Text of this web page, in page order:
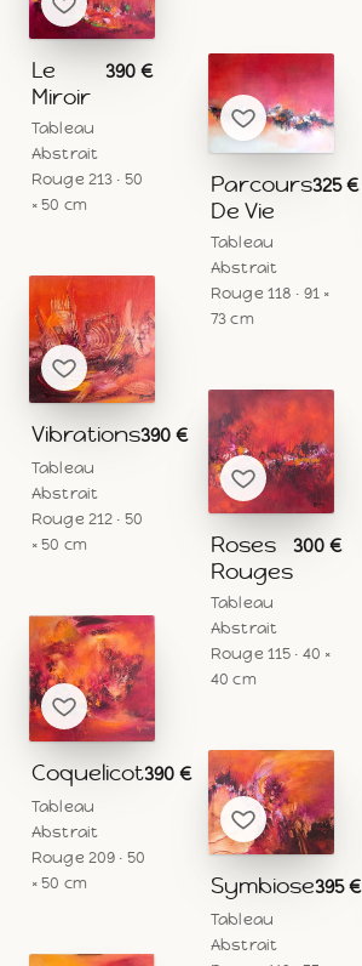
Le
Miroir
390 €
Tableau
Abstrait
Rouge 213 · 50
× 50 cm
Vibrations390 €
Tableau
Abstrait
Rouge 212 · 50
× 50 cm
Coquelicot390 €
Tableau
Abstrait
Rouge 209 · 50
× 50 cm
Parcours
De Vie
325 €
Tableau
Abstrait
Rouge 118 · 91 ×
73 cm
Roses
Rouges
300 €
Tableau
Abstrait
Rouge 115 · 40 ×
40 cm
Symbiose395 €
Tableau
Abstrait